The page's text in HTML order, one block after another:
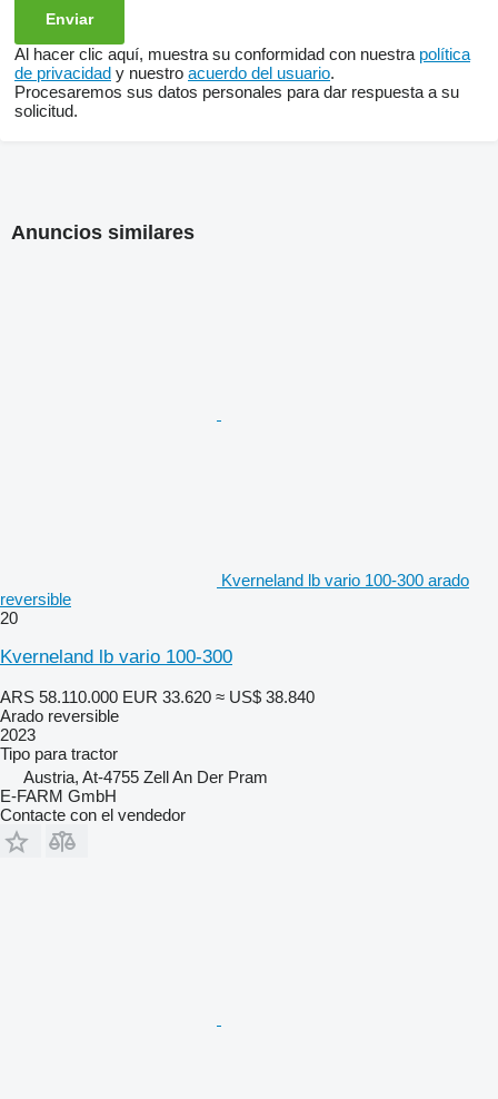
Al hacer clic aquí, muestra su conformidad con nuestra política
de privacidad y nuestro acuerdo del usuario.
Procesaremos sus datos personales para dar respuesta a su
solicitud.
Anuncios similares
Kverneland lb vario 100-300 arado
reversible
20
Kverneland lb vario 100-300
ARS 58.110.000 EUR 33.620 ≈ US$ 38.840
Arado reversible
2023
Tipo para tractor
Austria, At-4755 Zell An Der Pram
E-FARM GmbH
Contacte con el vendedor